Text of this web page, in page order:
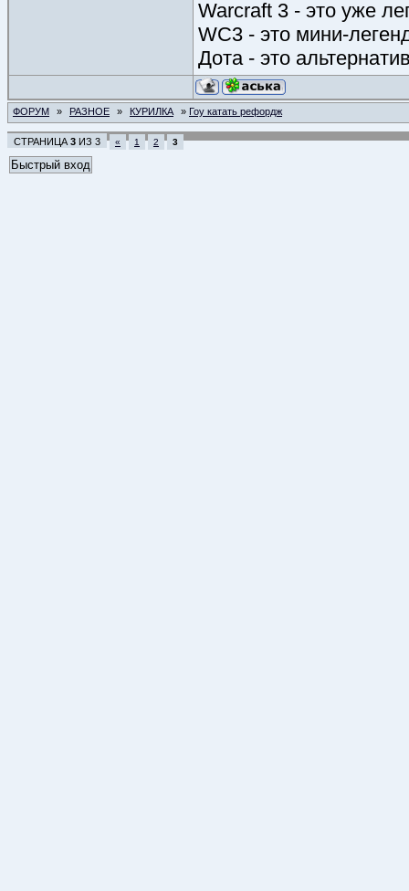
Warcraft 3 - это уже
WC3 - это мини-
Дота - это
ФОРУМ » РАЗНОЕ » КУРИЛКА » Гоу катать рефордж
СТРАНИЦА 3 ИЗ 3 « 1 2 3